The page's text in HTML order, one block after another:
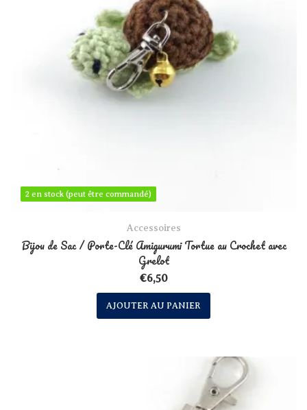
2 en stock (peut être commandé)
2 en stock (peut être commandé)
Accessoires
Bijou de Sac / Porte-Clé Amigurumi Tortue au Crochet avec
Grelot
€6,50
AJOUTER AU PANIER